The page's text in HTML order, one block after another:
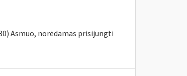
Asmuo, norėdamas prisijungti